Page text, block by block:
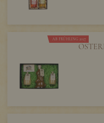
AB FRÜHLING 2027